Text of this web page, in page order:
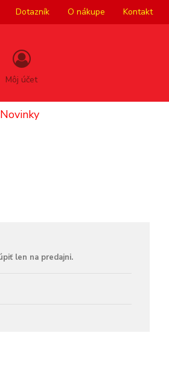
Dotazník O nákupe Kontakt
Môj účet
Novinky